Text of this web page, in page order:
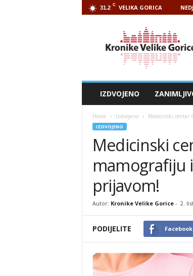
31.2 C VELIKA GORICA
IZDVOJENO
Home Izdvojeno Medicinski centar
IZDVOJENO
Medicinski
mamografiju
prijavom!
Autor: Kronike Velike Gorice- 2.
PODIJELITE Facebook